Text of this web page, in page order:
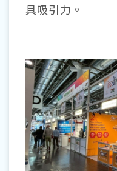
具吸引力。